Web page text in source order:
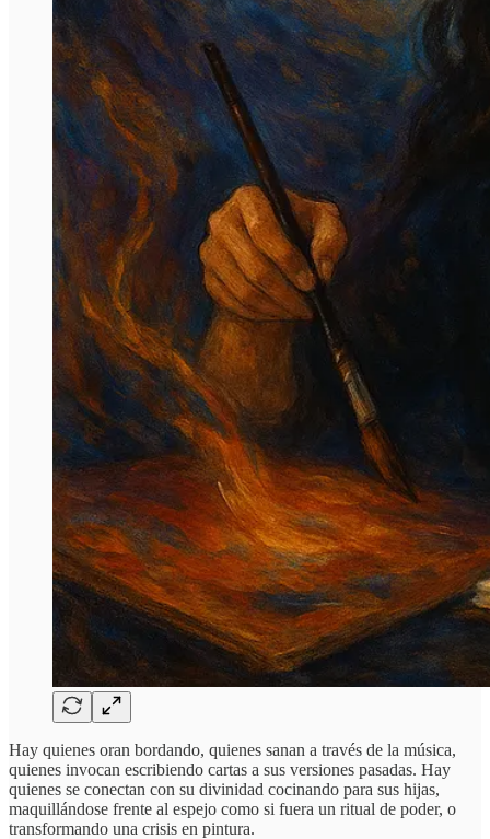
Hay quienes oran bordando, quienes sanan a través de la música,
quienes invocan escribiendo cartas a sus versiones pasadas. Hay
quienes se conectan con su divinidad cocinando para sus hijas,
maquillándose frente al espejo como si fuera un ritual de poder, o
transformando una crisis en pintura.